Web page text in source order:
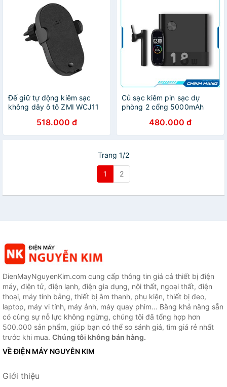
Đế giữ tự động kiêm sạc
không dây ô tô ZMI WCJ11
518.000 đ
Củ sạc kiêm pin sạc dự
phòng 2 cổng 5000mAh
480.000 đ
Trang 1/2
1 2
DienMayNguyenKim.com cung cấp thông tin giá cả thiết bị điện
máy, điện tử, điện lạnh, điện gia dụng, nội thất, ngoại thất, điện
thoại, máy tính bảng, thiết bị âm thanh, phụ kiện, thiết bị đeo,
laptop, máy vi tính, máy ảnh, máy quay phim... Bằng khả năng sẵn
có cùng sự nỗ lực không ngừng, chúng tôi đã tổng hợp hơn
500.000 sản phẩm, giúp bạn có thể so sánh giá, tìm giá rẻ nhất
trước khi mua. Chúng tôi không bán hàng.
VỀ ĐIỆN MÁY NGUYỄN KIM
Giới thiệu